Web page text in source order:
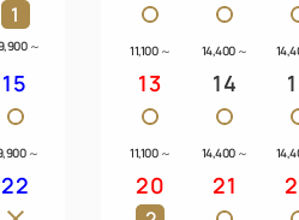
1
～
15
～
22
11,100 ～ 14,400 ～
13
11,100 ～
14
14,400 ～
20 21